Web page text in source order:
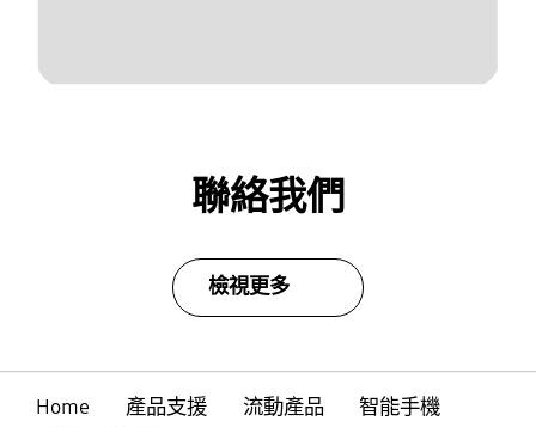
聯絡我們
檢視更多
Home 產品支援 流動產品
智能手機